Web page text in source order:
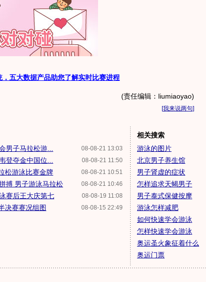
五大数据产品助您了解实时比赛进程
(责任编辑：liumiaoyao)
[我来说两句]
08-08-21 13:03
男子马拉松游...
08-08-21 11:50
登夺金中国位...
08-08-21 10:51
松游泳比赛金牌
08-08-21 10:46
搏 男子游泳马拉松
08-08-19 11:08
赛后王大庆第七
08-08-15 22:49
赛赛况组图
相关搜索
游泳的图片
北京男子养生馆
男子肾虚的症状
怎样追求天蝎男子
男子泰式保健按摩
游泳怎样减肥
如何快速学会游泳
怎样快速学会游泳
奥运圣火象征着什么
奥运门票